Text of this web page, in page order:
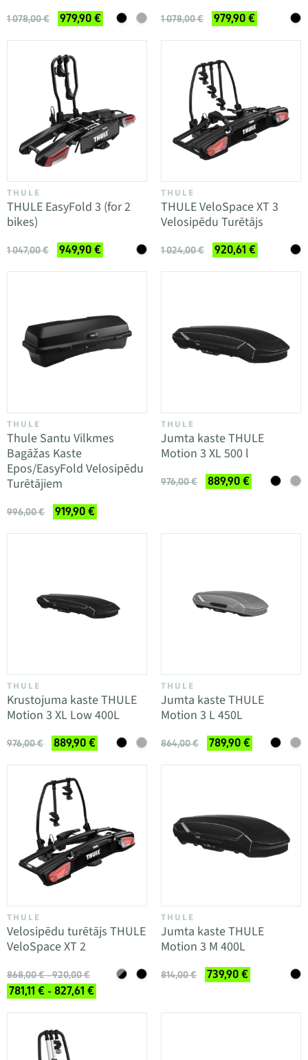
1 078,00 € 979,90 € 1 078,00 € 979,90 €
THULE
THULE EasyFold 3 (for 2
bikes)
1 047,00 € 949,90 €
THULE
THULE VeloSpace XT 3
Velosipēdu Turētājs
1 024,00 € 920,61 €
THULE
Thule Santu Vilkmes
Bagāžas Kaste
Epos/EasyFold Velosipēdu
Turētājiem
996,00 € 919,90 €
THULE
Jumta kaste THULE
Motion 3 XL 500 l
976,00 € 889,90 €
THULE
Krustojuma kaste THULE
Motion 3 XL Low 400L
976,00 € 889,90 €
THULE
Jumta kaste THULE
Motion 3 L 450L
864,00 € 789,90 €
THULE
Velosipēdu turētājs THULE
VeloSpace XT 2
868,00 € - 920,00 €
781,11 € - 827,61 €
THULE
Jumta kaste THULE
Motion 3 M 400L
814,00 € 739,90 €